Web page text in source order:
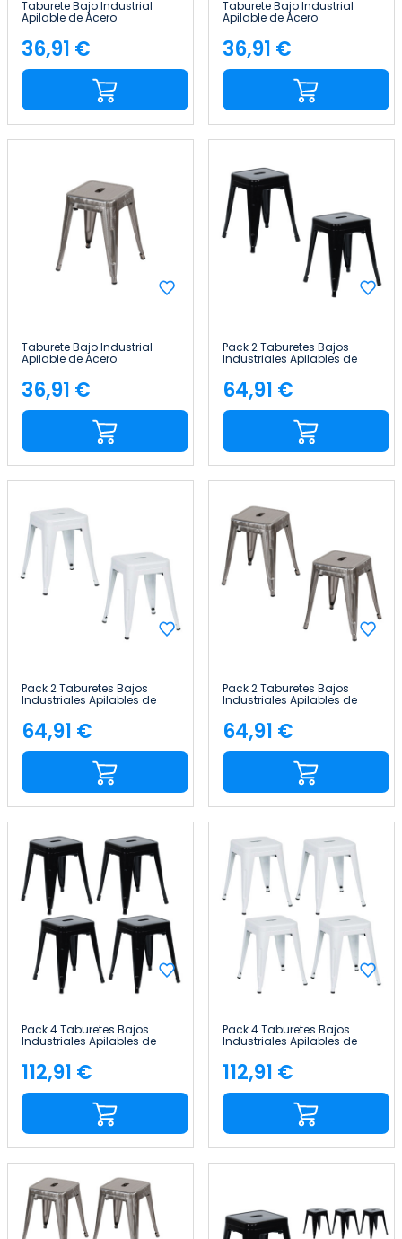
Taburete Bajo Industrial
Apilable de Acero
Precio
36,91 €
Taburete Bajo Industrial
Apilable de Acero
Precio
36,91 €
Taburete Bajo Industrial
Apilable de Acero
38x38x46cm Thinia Home
Precio
36,91 €
Pack 2 Taburetes Bajos
Industriales Apilables de
Acero 38x38x46cm Thinia
Home
Precio
64,91 €
Pack 2 Taburetes Bajos
Industriales Apilables de
Acero 38x38x46cm Thinia
Home
Precio
64,91 €
Pack 2 Taburetes Bajos
Industriales Apilables de
Acero 38x38x46cm Thinia
Home
Precio
64,91 €
Pack 4 Taburetes Bajos
Industriales Apilables de
Acero 38x38x46cm Thinia
Home
Precio
112,91 €
Pack 4 Taburetes Bajos
Industriales Apilables de
Acero 38x38x46cm Thinia
Home
Precio
112,91 €